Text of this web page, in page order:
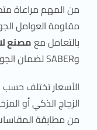
من المهم مراعاة
مقاومة العوامل
بالتعامل معمصنع
وSABER لضمان الجودة.
الأسعار تختلف حسب
الزجاج الذكي أو
من مطابقة